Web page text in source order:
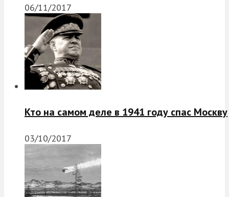
06/11/2017
Кто на самом деле в 1941 году спас Москву
03/10/2017